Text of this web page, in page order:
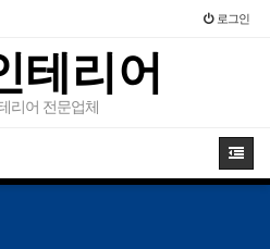
로그인
테리어
리어 전문업체